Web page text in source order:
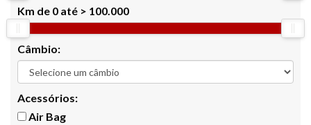
Km de 0 até > 100.000
Câmbio:
Acessórios:
Air Bag